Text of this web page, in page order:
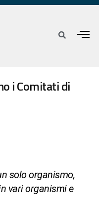
i Comitati di
solo organismo,
vari organismi e